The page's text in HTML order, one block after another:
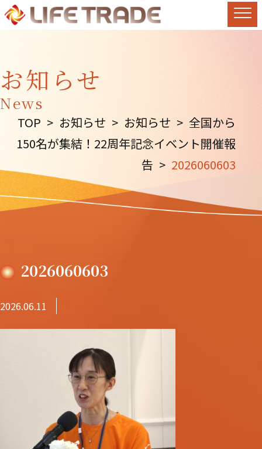
お知らせ
News
TOP > お知らせ > お知らせ >全国から
150名が集結！22周年記念イベント開催報
告 > 2026060603
2026060603
2026.06.11